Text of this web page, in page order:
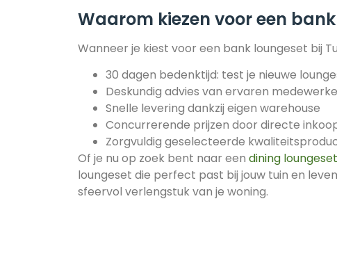
Waarom kiezen voor een
Wanneer je kiest voor een bank loungeset bij
30 dagen bedenktijd: test je nieuwe
Deskundig advies van ervaren
Snelle levering dankzij eigen warehouse
Concurrerende prijzen door directe
Zorgvuldig geselecteerde
Of je nu op zoek bent naar een dining loungeset
loungeset die perfect past bij jouw tuin en
sfeervol verlengstuk van je woning.